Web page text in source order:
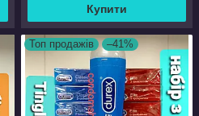
Купити
Топ продажів –41%